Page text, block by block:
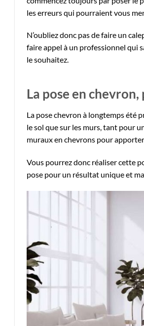
les erreurs qui pourraient vous
N’oubliez donc pas de faire un
faire appel à un professionnel qui
le souhaitez.
La pose en
La pose chevron à longtemps été
le sol que sur les murs, tant pour
muraux en chevrons pour
Vous pourrez donc réaliser cette
pose pour un résultat unique et